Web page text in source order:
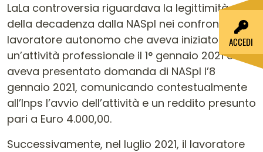
LaLa controversia riguardava la legittimità
della decadenza dalla NASpI nei confronti di un
lavoratore autonomo che aveva iniziato
un’attività professionale il 1° gennaio 2021 e
aveva presentato domanda di NASpI l’8
gennaio 2021, comunicando contestualmente
all’Inps l’avvio dell’attività e un reddito presunto
pari a Euro 4.000,00.
Successivamente, nel luglio 2021, il lavoratore
ACCEDI